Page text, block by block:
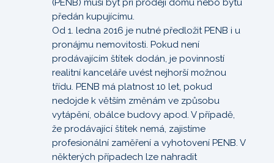
(PENB) musí být při prodeji domu nebo bytu
předán kupujícímu.
Od 1. ledna 2016 je nutné předložit PENB i u
pronájmu nemovitosti. Pokud není
prodávajícím štítek dodán, je povinností
realitní kanceláře uvést nejhorší možnou
třídu. PENB má platnost 10 let, pokud
nedojde k větším změnám ve způsobu
vytápění, obálce budovy apod. V případě,
že prodávající štítek nemá, zajistíme
profesionální zaměření a vyhotovení PENB. V
některých případech lze nahradit